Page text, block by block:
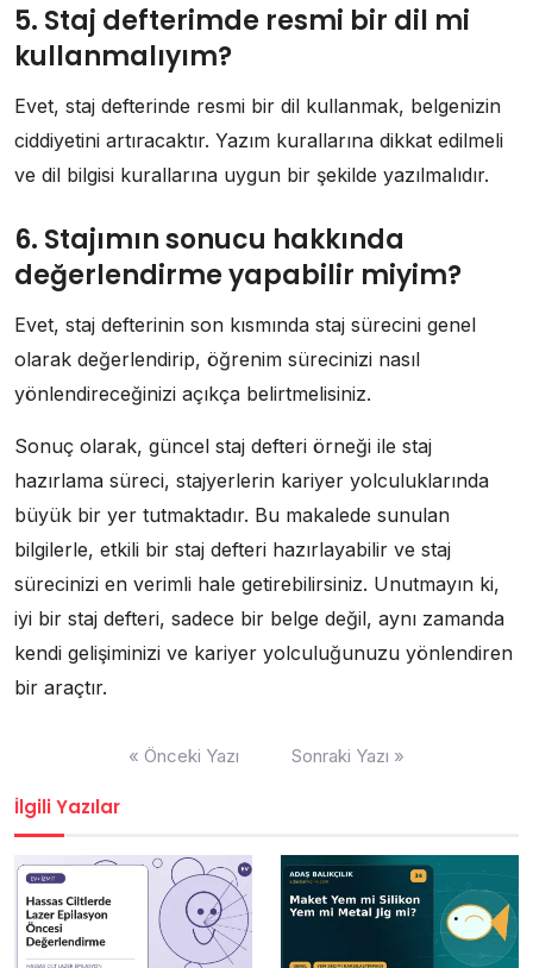
5. Staj defterimde resmi bir dil mi
kullanmalıyım?
Evet, staj defterinde resmi bir dil kullanmak, belgenizin
ciddiyetini artıracaktır. Yazım kurallarına dikkat edilmeli
ve dil bilgisi kurallarına uygun bir şekilde yazılmalıdır.
6. Stajımın sonucu hakkında
değerlendirme yapabilir miyim?
Evet, staj defterinin son kısmında staj sürecini genel
olarak değerlendirip, öğrenim sürecinizi nasıl
yönlendireceğinizi açıkça belirtmelisiniz.
Sonuç olarak, güncel staj defteri örneği ile staj
hazırlama süreci, stajyerlerin kariyer yolculuklarında
büyük bir yer tutmaktadır. Bu makalede sunulan
bilgilerle, etkili bir staj defteri hazırlayabilir ve staj
sürecinizi en verimli hale getirebilirsiniz. Unutmayın ki,
iyi bir staj defteri, sadece bir belge değil, aynı zamanda
kendi gelişiminizi ve kariyer yolculuğunuzu yönlendiren
bir araçtır.
« Önceki Yazı Sonraki Yazı »
İlgili Yazılar